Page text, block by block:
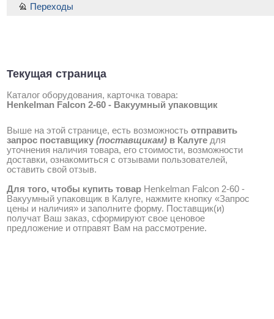
Текущая страница
Каталог оборудования, карточка товара:
Henkelman Falcon 2-60 - Вакуумный упаковщик
Выше на этой странице, есть возможность отправить
запрос поставщику (поставщикам) в Калуге для
уточнения наличия товара, его стоимости, возможности
доставки, ознакомиться с отзывами пользователей,
оставить свой отзыв.
Для того, чтобы купить товар Henkelman Falcon 2-60 -
Вакуумный упаковщик в Калуге, нажмите кнопку «Запрос
цены и наличия» и заполните форму. Поставщик(и)
получат Ваш заказ, сформируют свое ценовое
предложение и отправят Вам на рассмотрение.
Переходы